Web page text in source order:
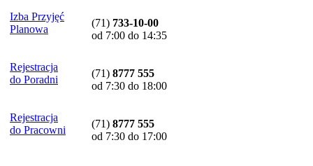
Izba Przyjęć
Planowa
(71) 733-10-00
od 7:00 do 14:35
Rejestracja
do Poradni
(71) 8777 555
od 7:30 do 18:00
Rejestracja
do Pracowni
(71) 8777 555
od 7:30 do 17:00